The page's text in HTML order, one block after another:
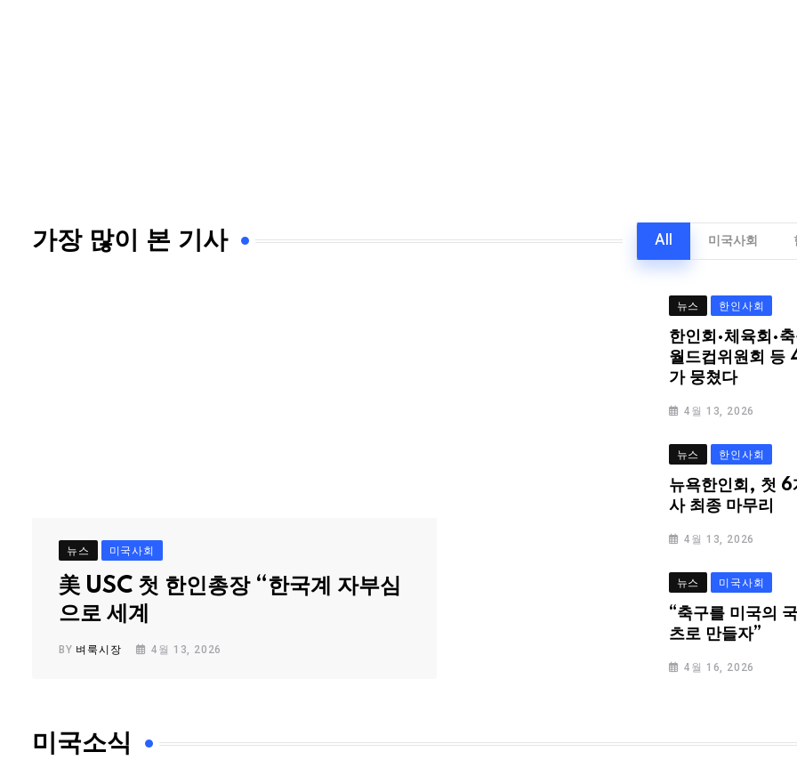
가장 많이 본 기사 All 미국사회
뉴스 미국사회
美 USC 첫 한인총장 “한국계 자부심
으로 세계
BY 벼룩시장 4월 13, 2026
뉴스 한인사회
한인회·체육회·
월드컵위원회 등
가 뭉쳤다
4월 13, 2026
뉴스 한인사회
뉴욕한인회, 첫 6
사 최종 마무리
4월 13, 2026
뉴스 미국사회
“축구를 미국의
츠로 만들자”
4월 16, 2026
미국소식